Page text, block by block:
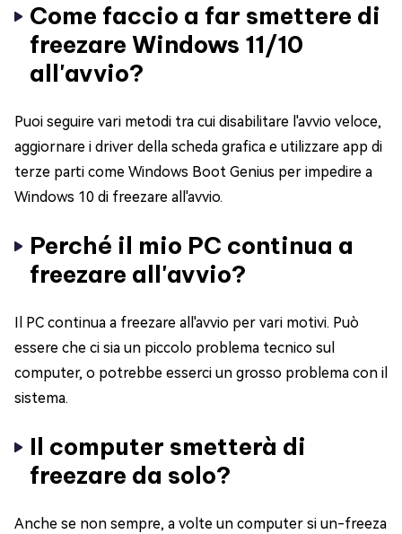
Come faccio a far smettere di
freezare Windows 11/10
all'avvio?
Puoi seguire vari metodi tra cui disabilitare l'avvio veloce,
aggiornare i driver della scheda grafica e utilizzare app di
terze parti come Windows Boot Genius per impedire a
Windows 10 di freezare all'avvio.
Perché il mio PC continua a
freezare all'avvio?
Il PC continua a freezare all'avvio per vari motivi. Può
essere che ci sia un piccolo problema tecnico sul
computer, o potrebbe esserci un grosso problema con il
sistema.
Il computer smetterà di
freezare da solo?
Anche se non sempre, a volte un computer si un-freeza